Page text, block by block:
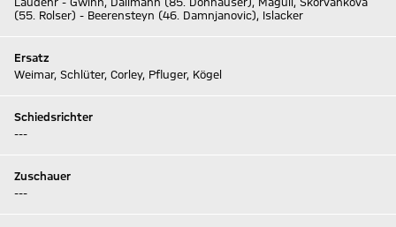
(55. Rolser) - Beerensteyn (46. Damnjanovic), Islacker
Ersatz
Weimar, Schlüter, Corley, Pfluger, Kögel
Schiedsrichter
---
Zuschauer
---